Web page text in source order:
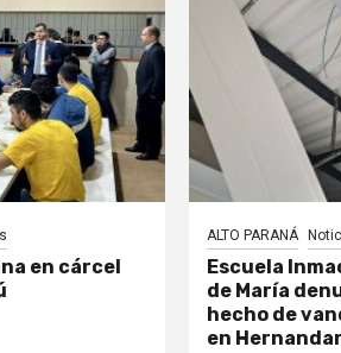
en cárcel
ALTO PARANÁ
Escuela
de María
hecho de
en